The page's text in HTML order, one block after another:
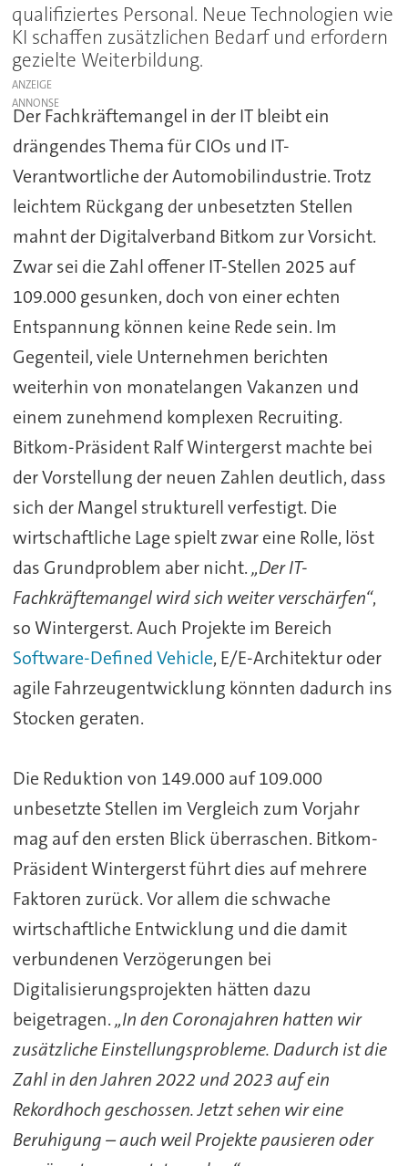
qualifiziertes Personal. Neue Technologien wie
KI schaffen zusätzlichen Bedarf und erfordern
gezielte Weiterbildung.
ANZEIGE
Der Fachkräftemangel in der IT bleibt ein
drängendes Thema für CIOs und IT-
Verantwortliche der Automobilindustrie. Trotz
leichtem Rückgang der unbesetzten Stellen
mahnt der Digitalverband Bitkom zur Vorsicht.
Zwar sei die Zahl offener IT-Stellen 2025 auf
109.000 gesunken, doch von einer echten
Entspannung können keine Rede sein. Im
Gegenteil, viele Unternehmen berichten
weiterhin von monatelangen Vakanzen und
einem zunehmend komplexen Recruiting.
Bitkom-Präsident Ralf Wintergerst machte bei
der Vorstellung der neuen Zahlen deutlich, dass
sich der Mangel strukturell verfestigt. Die
wirtschaftliche Lage spielt zwar eine Rolle, löst
das Grundproblem aber nicht.„Der IT-
Fachkräftemangel wird sich weiter verschärfen“,
so Wintergerst. Auch Projekte im Bereich
Software-Defined Vehicle, E/E-Architektur oder
agile Fahrzeugentwicklung könnten dadurch ins
Stocken geraten.
Die Reduktion von 149.000 auf 109.000
unbesetzte Stellen im Vergleich zum Vorjahr
mag auf den ersten Blick überraschen. Bitkom-
Präsident Wintergerst führt dies auf mehrere
Faktoren zurück. Vor allem die schwache
wirtschaftliche Entwicklung und die damit
verbundenen Verzögerungen bei
Digitalisierungsprojekten hätten dazu
beigetragen.„In den Coronajahren hatten wir
zusätzliche Einstellungsprobleme. Dadurch ist die
Zahl in den Jahren 2022 und 2023 auf ein
Rekordhoch geschossen. Jetzt sehen wir eine
Beruhigung – auch weil Projekte pausieren oder